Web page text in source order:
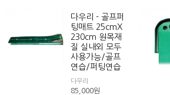
다우리 - 골프퍼
팅매트 25cmX
230cm 원목재
질 실내외 모두
사용가능/골프
연습/퍼팅연습
다우리
85,000원